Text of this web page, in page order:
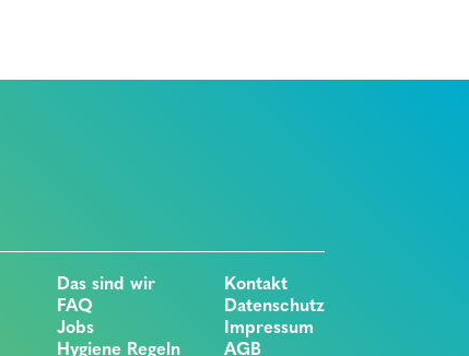
Das sind wir
FAQ
Jobs
Hygiene Regeln
Kontakt
Datenschutz
Impressum
AGB